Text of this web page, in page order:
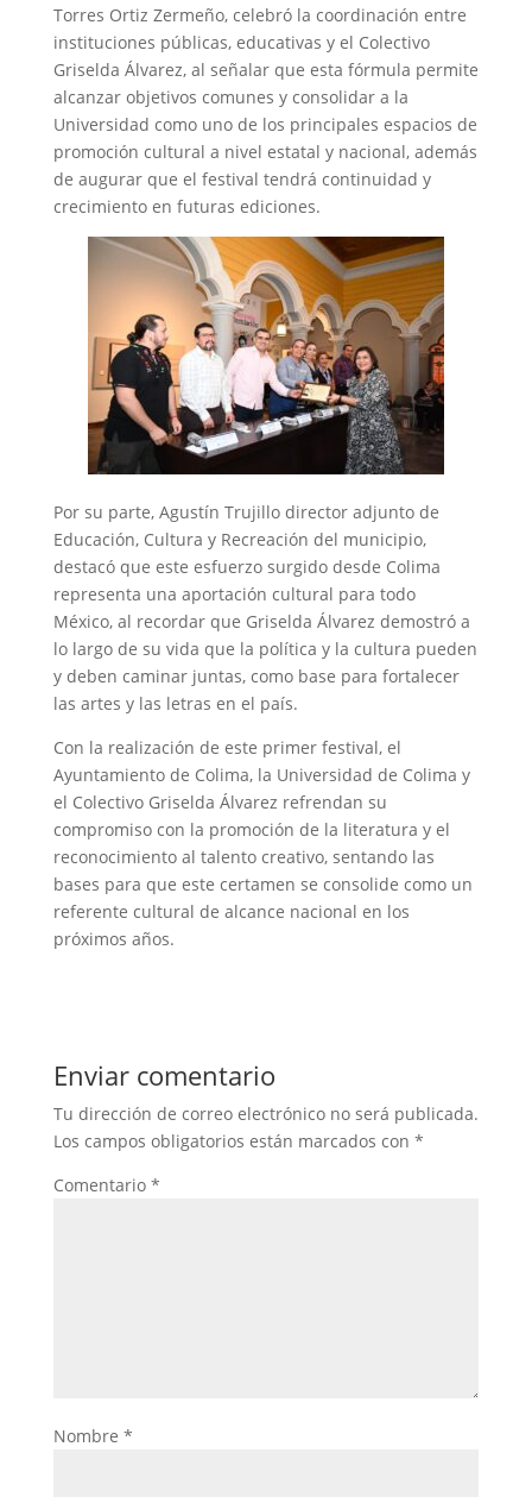
Torres Ortiz Zermeño, celebró la coordinación entre
instituciones públicas, educativas y el Colectivo
Griselda Álvarez, al señalar que esta fórmula permite
alcanzar objetivos comunes y consolidar a la
Universidad como uno de los principales espacios de
promoción cultural a nivel estatal y nacional, además
de augurar que el festival tendrá continuidad y
crecimiento en futuras ediciones.
Por su parte, Agustín Trujillo director adjunto de
Educación, Cultura y Recreación del municipio,
destacó que este esfuerzo surgido desde Colima
representa una aportación cultural para todo
México, al recordar que Griselda Álvarez demostró a
lo largo de su vida que la política y la cultura pueden
y deben caminar juntas, como base para fortalecer
las artes y las letras en el país.
Con la realización de este primer festival, el
Ayuntamiento de Colima, la Universidad de Colima y
el Colectivo Griselda Álvarez refrendan su
compromiso con la promoción de la literatura y el
reconocimiento al talento creativo, sentando las
bases para que este certamen se consolide como un
referente cultural de alcance nacional en los
próximos años.
Enviar comentario
Tu dirección de correo electrónico no será publicada.
Los campos obligatorios están marcados con *
Comentario *
Nombre *